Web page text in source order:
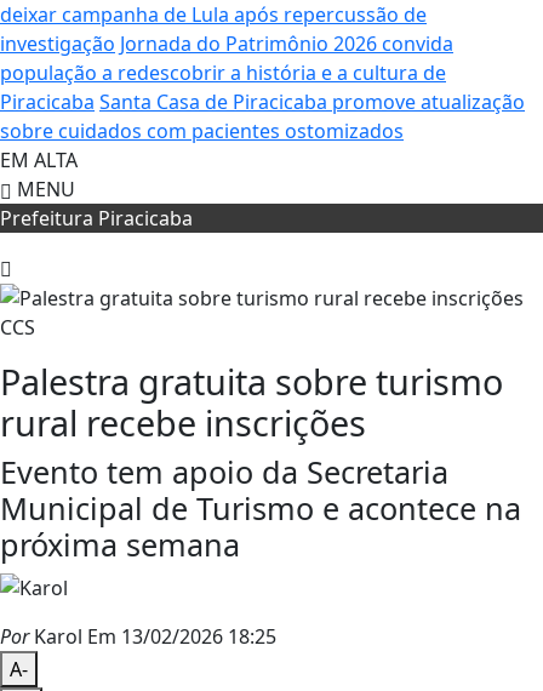
deixar campanha de Lula após repercussão de
investigação Jornada do Patrimônio 2026 convida
população a redescobrir a história e a cultura de
Piracicaba Santa Casa de Piracicaba promove atualização
sobre cuidados com pacientes ostomizados
EM ALTA
MENU
Prefeitura Piracicaba
CCS
Palestra gratuita sobre turismo
rural recebe inscrições
Evento tem apoio da Secretaria
Municipal de Turismo e acontece na
próxima semana
PorKarol Em 13/02/2026 18:25
A-